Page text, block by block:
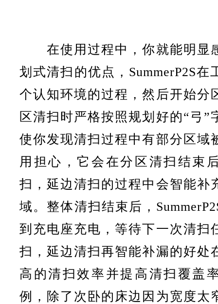
在使用过程中，你就能明显
划式清扫的优点， SummerP2S
个认知环境的过程，然后开始分
区清扫时严格按照规划好的“弓”
使你发现清扫过程中有部分区域
用担心，它会在分区清扫结束
扫，延边清扫的过程中会智能补
域。整体清扫结束后，
到充电座充电，等待下一次清扫
扫，延边清扫再智能补漏的好处
高的清扫效率并提高清扫覆盖
例，除了次卧的床边因为宽度太